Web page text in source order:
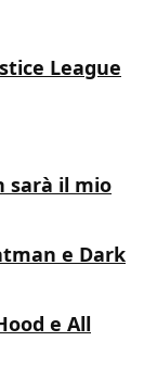
League
sarà il mio
e Dark
e All